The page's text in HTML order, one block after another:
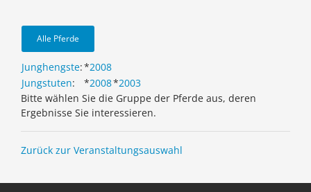
Alle Pferde
Junghengste:*2008
Jungstuten: *2008*2003
Bitte wählen Sie die Gruppe der Pferde aus, deren
Ergebnisse Sie interessieren.
Zurück zur Veranstaltungsauswahl